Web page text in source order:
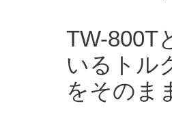
TW-800T
いるトル
をそのま